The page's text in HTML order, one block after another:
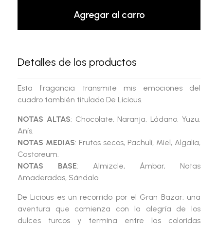
Agregar al carro
Detalles de los productos
Esta fragancia transmite mis emociones del
cuadro también titulado De Licious.
NOTAS ALTAS: Chocolate, Naranja, Ládano, Yuzu,
Anís.
NOTAS MEDIAS: Frutos secos, Pachulí, Miel, Algalia,
Castoreum.
NOTAS BASE: Almizcle, Ámbar, Notas
Amaderadas, Sándalo.
De Licious es un recorrido por el Gran Bazar: una
aventura que comienza con la alegría de los
dulces turcos y termina entre las coloridas